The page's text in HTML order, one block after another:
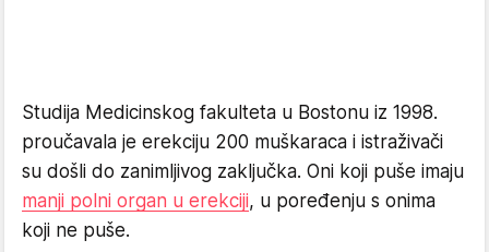
Studija Medicinskog fakulteta u Bostonu iz 1998.
proučavala je erekciju 200 muškaraca i istraživači
su došli do zanimljivog zaključka. Oni koji puše imaju
manji polni organ u erekciji, u poređenju s onima
koji ne puše.